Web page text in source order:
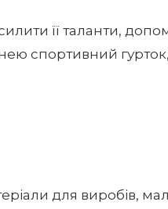
її таланти,
нею спортивний гурток,
для виробів,